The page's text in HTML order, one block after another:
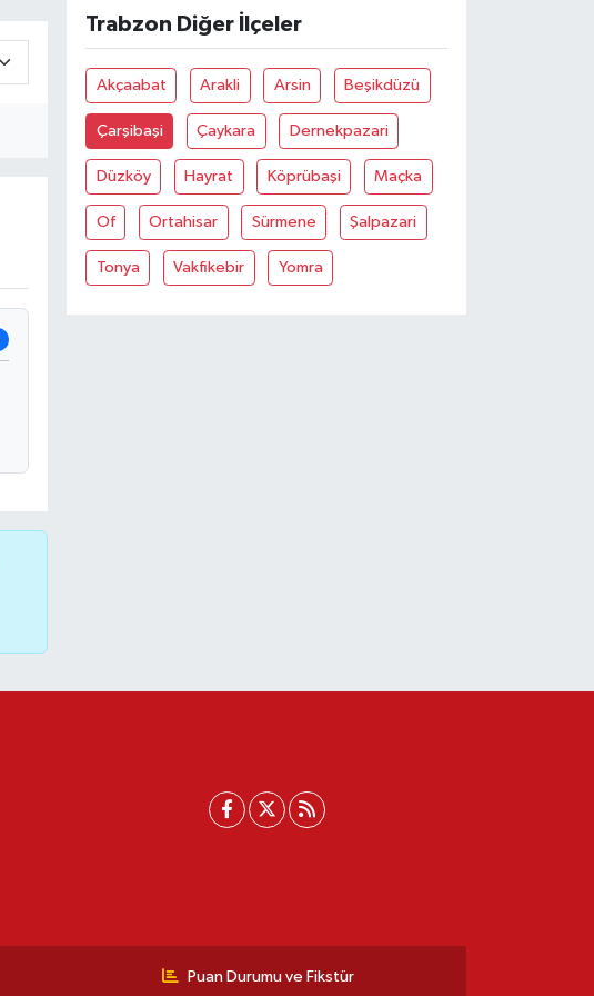
Trabzon Diğer İlçeler
Akçaabat Arakli Arsin Beşikdüzü
Çarşibaşi Çaykara Dernekpazari
Düzköy Hayrat Köprübaşi Maçka
Of Ortahisar Sürmene Şalpazari
Tonya Vakfikebir Yomra
Puan Durumu ve Fikstür